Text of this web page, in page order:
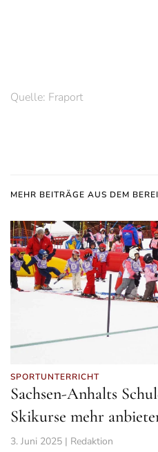
Quelle: Fraport
MEHR BEITRÄGE AUS DEM
SPORTUNTERRICHT
Sachsen-Anhalts
Skikurse mehr
3. Juni 2025 | Redaktion